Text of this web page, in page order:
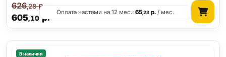
605,10р.
626,28р.
Оплата частями на 12 мес.:65,23 р. / мес.
В наличии